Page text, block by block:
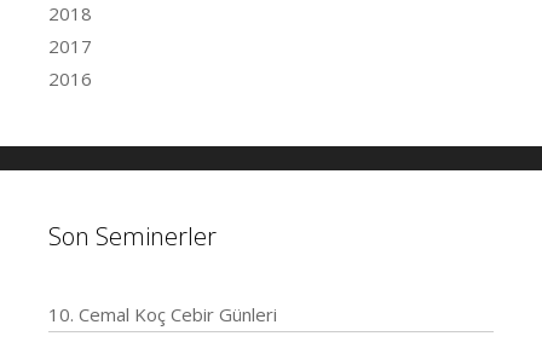
2018
2017
2016
Son Seminerler
10. Cemal Koç Cebir Günleri